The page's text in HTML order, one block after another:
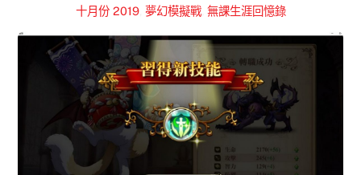
十月份 2019, 夢幻模擬戰, 無課生涯回憶錄